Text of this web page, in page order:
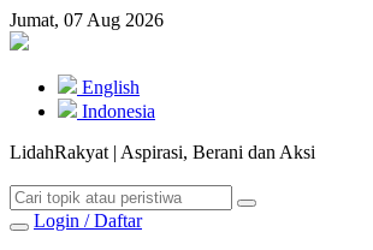
Jumat, 07 Aug 2026
English
Indonesia
LidahRakyat | Aspirasi, Berani dan Aksi
Login / Daftar